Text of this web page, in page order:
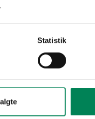
Statistik
Hold
Ca. hver
Inde
Trives
direkte sol.
Oprindelse